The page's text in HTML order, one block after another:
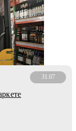
31.07